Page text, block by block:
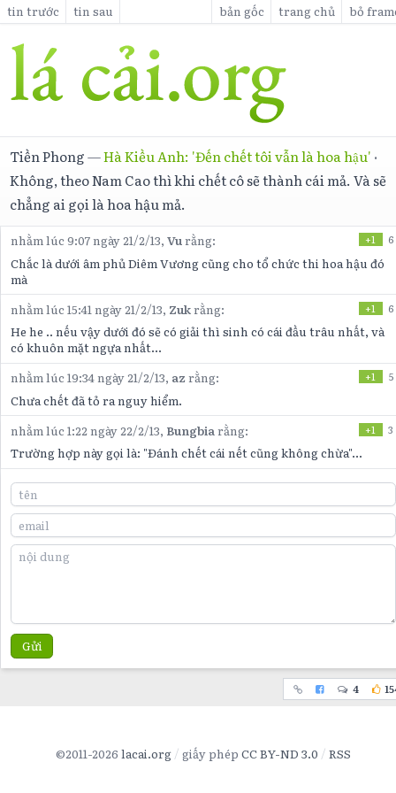
tin trước tin sau bản gốc trang chủ bỏ
Tiền Phong—Hà Kiều Anh: 'Đến chết tôi vẫn là hoa hậu' ·
Không, theo Nam Cao thì khi chết cô sẽ thành cái mả. Và sẽ
chẳng ai gọi là hoa hậu mả.
nhằm lúc 9:07 ngày 21/2/13,Vurằng: +1 6
Chắc là dưới âm phủ Diêm Vương cũng cho tổ chức thi hoa hậu đó
mà
nhằm lúc 15:41 ngày 21/2/13, Zukrằng: +1 6
He he .. nếu vậy dưới đó sẽ có giải thì sinh có cái đầu trâu nhất, và
có khuôn mặt ngựa nhất...
nhằm lúc 19:34 ngày 21/2/13, az rằng: +1 5
Chưa chết đã tỏ ra nguy hiểm.
nhằm lúc 1:22 ngày 22/2/13, Bungbia rằng: +1 3
Trường hợp này gọi là: "Đánh chết cái nết cũng không chừa"...
Gửi
4
©2011-2026 lacai.org giấy phép CC BY-ND 3.0 RSS